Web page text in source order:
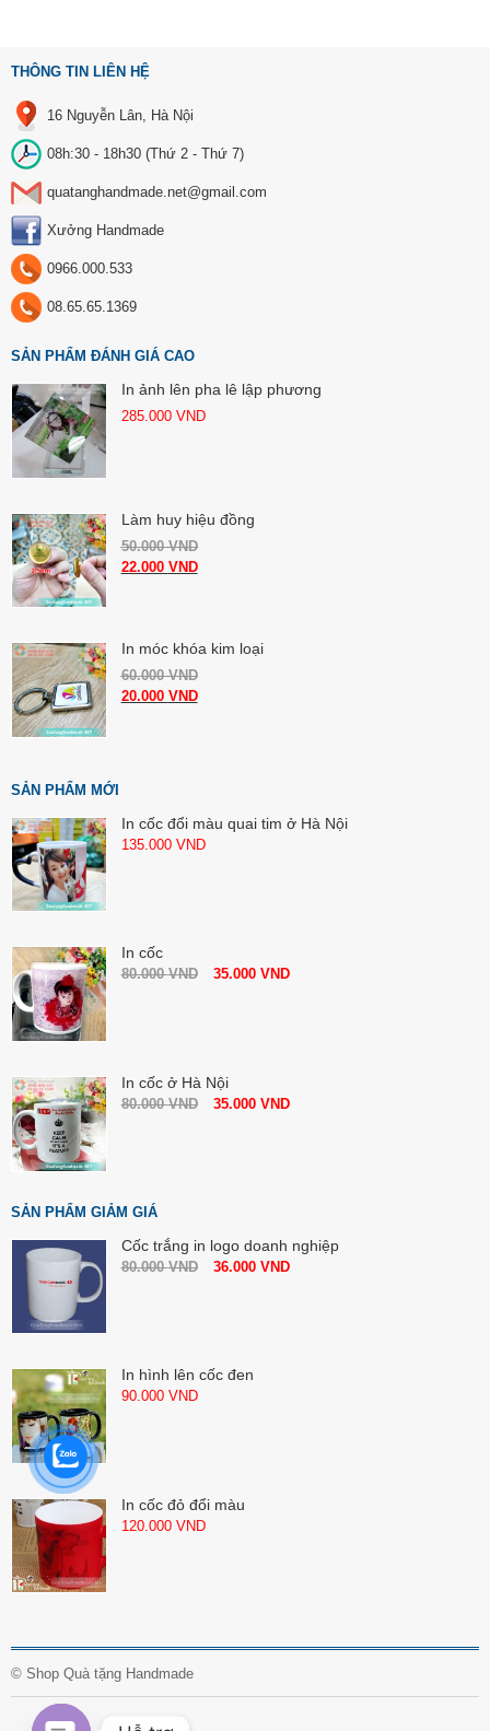
THÔNG TIN LIÊN HỆ
16 Nguyễn Lân, Hà Nội
08h:30 - 18h30 (Thứ 2 - Thứ 7)
quatanghandmade.net@gmail.com
Xưởng Handmade
0966.000.533
08.65.65.1369
SẢN PHẨM ĐÁNH GIÁ CAO
In ảnh lên pha lê lập phương
285.000 VND
Làm huy hiệu đồng
50.000VND
22.000 VND
In móc khóa kim loại
60.000VND
20.000 VND
SẢN PHẨM MỚI
In cốc đổi màu quai tim ở Hà Nội
135.000 VND
In cốc
80.000VND 35.000 VND
In cốc ở Hà Nội
80.000VND 35.000 VND
SẢN PHẨM GIẢM GIÁ
Cốc trắng in logo doanh nghiệp
80.000VND 36.000 VND
In hình lên cốc đen
90.000 VND
In cốc đỏ đổi màu
120.000 VND
© Shop Quà tặng Handmade